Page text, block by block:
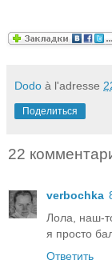
Dodo à l'adresse
Поделиться
22
verbochka
Лола, наш-
я просто
Ответить